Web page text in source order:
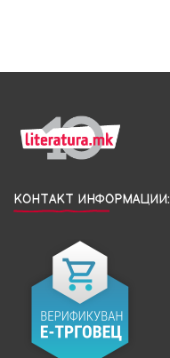
КОНТАКТ ИНФОРМАЦИИ: